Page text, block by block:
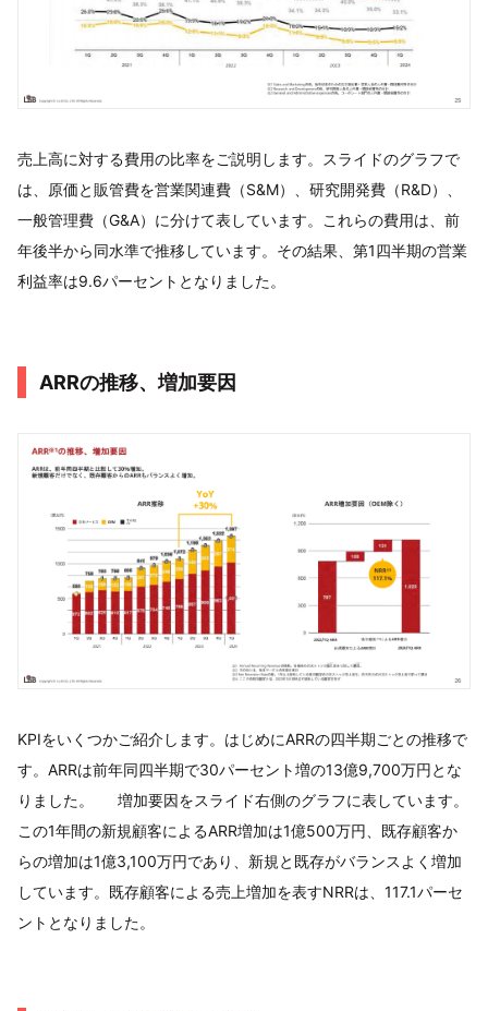
売上高に対する費用の比率をご説明します。スライドのグラフで
は、原価と販管費を営業関連費（S&M）、研究開発費（R&D）、
一般管理費（G&A）に分けて表しています。これらの費用は、前
年後半から同水準で推移しています。その結果、第1四半期の営業
利益率は9.6パーセントとなりました。
ARRの推移、増加要因
KPIをいくつかご紹介します。はじめにARRの四半期ごとの推移で
す。ARRは前年同四半期で30パーセント増の13億9,700万円とな
りました。 増加要因をスライド右側のグラフに表しています。
この1年間の新規顧客によるARR増加は1億500万円、既存顧客か
らの増加は1億3,100万円であり、新規と既存がバランスよく増加
しています。既存顧客による売上増加を表すNRRは、117.1パーセ
ントとなりました。